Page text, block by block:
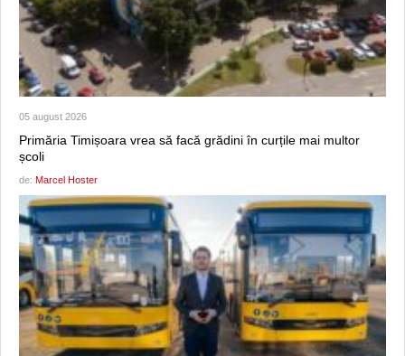
05 august 2026
Primăria Timișoara vrea să facă grădini în curțile mai multor
școli
de: Marcel Hoster